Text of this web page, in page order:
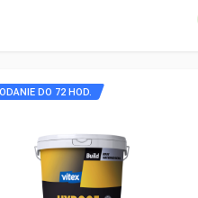
DO 72 HOD.